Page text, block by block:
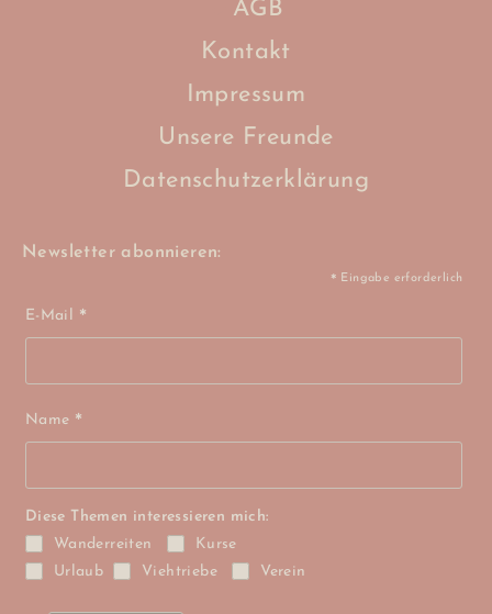
Newsletter abonnieren:
* Eingabe erforderlich
E-Mail *
Name *
Diese Themen interessieren mich:
Wanderreiten
Kurse
Urlaub
Viehtriebe Verein
AGB
Kontakt
Impressum
Unsere Freunde
Datenschutzerklärung